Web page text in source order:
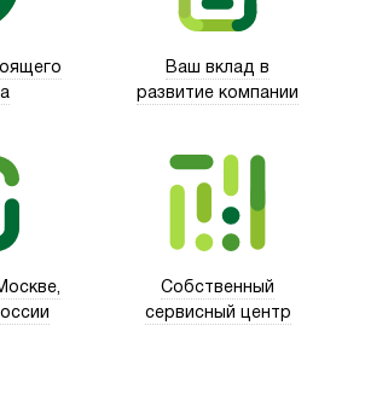
Ваш вклад в
развитие компании
Собственный
сервисный центр